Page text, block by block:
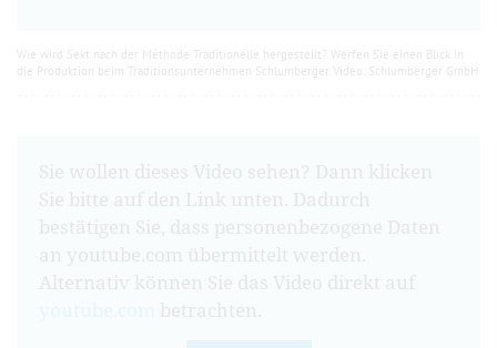
Wie wird Sekt nach der Méthode Traditionelle hergestellt? Werfen Sie einen Blick in
die Produktion beim Traditionsunternehmen Schlumberger. Video: Schlumberger GmbH